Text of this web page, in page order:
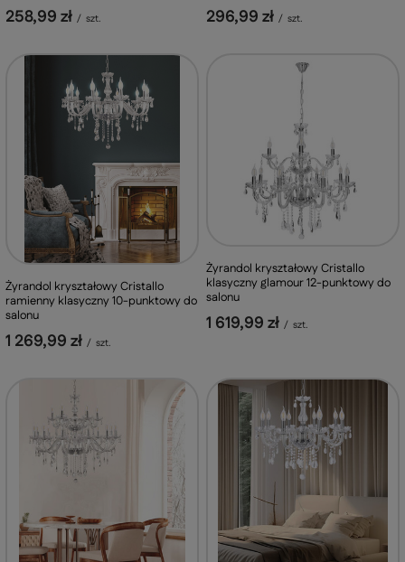
258,99 zł / szt. 296,99 zł / szt.
Żyrandol kryształowy Cristallo
ramienny klasyczny 10-punktowy do
salonu
1 269,99 zł / szt.
Żyrandol kryształowy Cristallo
klasyczny glamour 12-punktowy do
salonu
1 619,99 zł / szt.